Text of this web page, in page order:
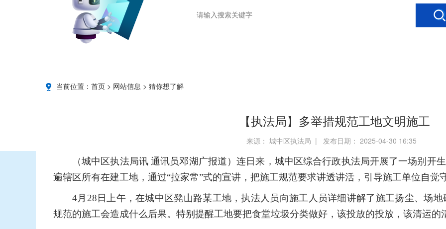
当前位置： 首页 > 网站信息 > 猜你想了解
【执法局】多举措规范工地文明施工
来源： 城中区执法局 | 发布日期： 2025-04-30 16:35
（城中区执法局讯 通讯员邓湖广报道）连日来，城中区综合行政执法局开展了一场别开
遍辖区所有在建工地，通过“拉家常”式的宣讲，把施工规范要求讲透讲活，引导施工单位自觉
4月28日上午，在城中区凳山路某工地，执法人员向施工人员详细讲解了施工扬尘、场
规范的施工会造成什么后果。特别提醒工地要把食堂垃圾分类做好，该投放的投放，该清运的